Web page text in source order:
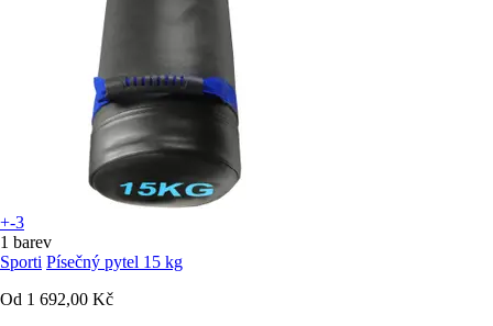
+-3
1 barev
Sporti Písečný pytel 15 kg
Od 1 692,00 Kč